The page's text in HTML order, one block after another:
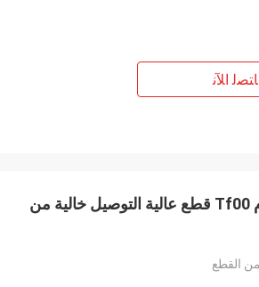
ﺎﺘﺼﻟ ﺍﻶﻧ
Astm B196 C17300 قضيب نحاسي البريليوم Tf00 قطع عالية التوصيل خالية من